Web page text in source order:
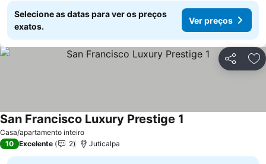
Selecione as datas para ver os preços
exatos.
Ver preços
Partilhar
Casa/apartamento inteiro
San Francisco Luxury Prestige 1
10 Excelente 2 Juticalpa